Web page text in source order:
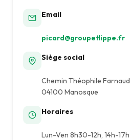
Email
picard@groupeflippe.fr
Siège social
Chemin Théophile Farnaud
04100 Manosque
Horaires
Lun-Ven 8h30-12h, 14h-17h